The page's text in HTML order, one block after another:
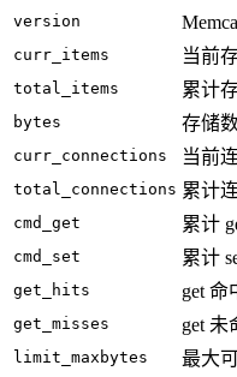
version
curr_items 当前
total_items 累计
bytes 存储
curr_connections 当前
total_connections 累计
cmd_get 累计
cmd_set 累计
get_hits get 命
get_misses get 未
limit_maxbytes 最大